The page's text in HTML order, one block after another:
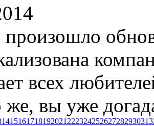
всех
вы уже
1415161718192021 22232425262728293031